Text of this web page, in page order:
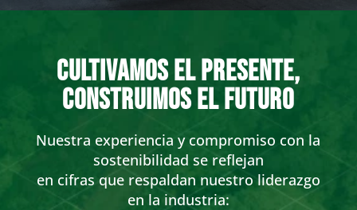
CULTIVAMOS EL PRESENTE,
CONSTRUIMOS EL FUTURO
Nuestra experiencia y compromiso con la
sostenibilidad se reflejan
en cifras que respaldan nuestro liderazgo
en la industria: